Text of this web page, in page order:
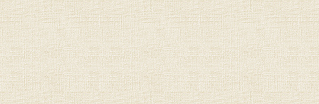
Anrede:
Vorname: